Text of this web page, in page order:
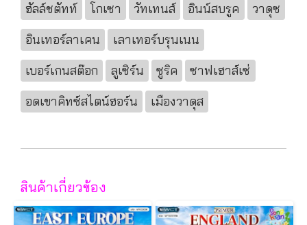
ฮัลล์ชตัทท์
โกเซา วัทเทนส์ อินน์สบรูค
วาดุซ
อินเทอร์ลาเคน
เลาเทอร์บรุนเนน
เบอร์เกนสต๊อก
ลูเซิร์น ซูริค
ซาฟเฮาส์เซ่
อดเขาคิทซ์สไตน์ฮอร์น
เมืองวาดุส
สินค้าเกี่ยวข้อง